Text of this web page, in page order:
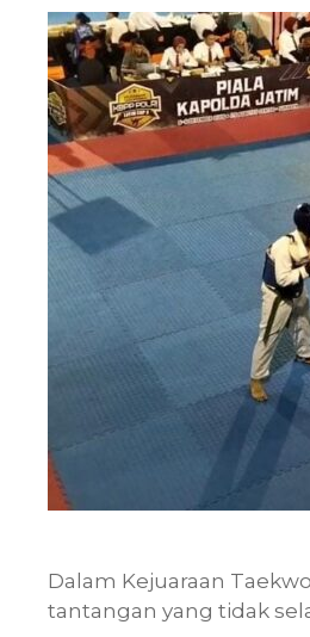
Dalam Kejuaraan
tantangan yang tidak